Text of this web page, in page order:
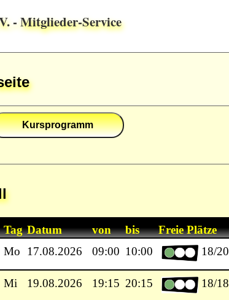
- Mitglieder-Service
Tag Datum von bis
Freie Plätze
Mo 17.08.2026 09:00 10:00 18/20
Mi 19.08.2026 19:15 20:15 18/18